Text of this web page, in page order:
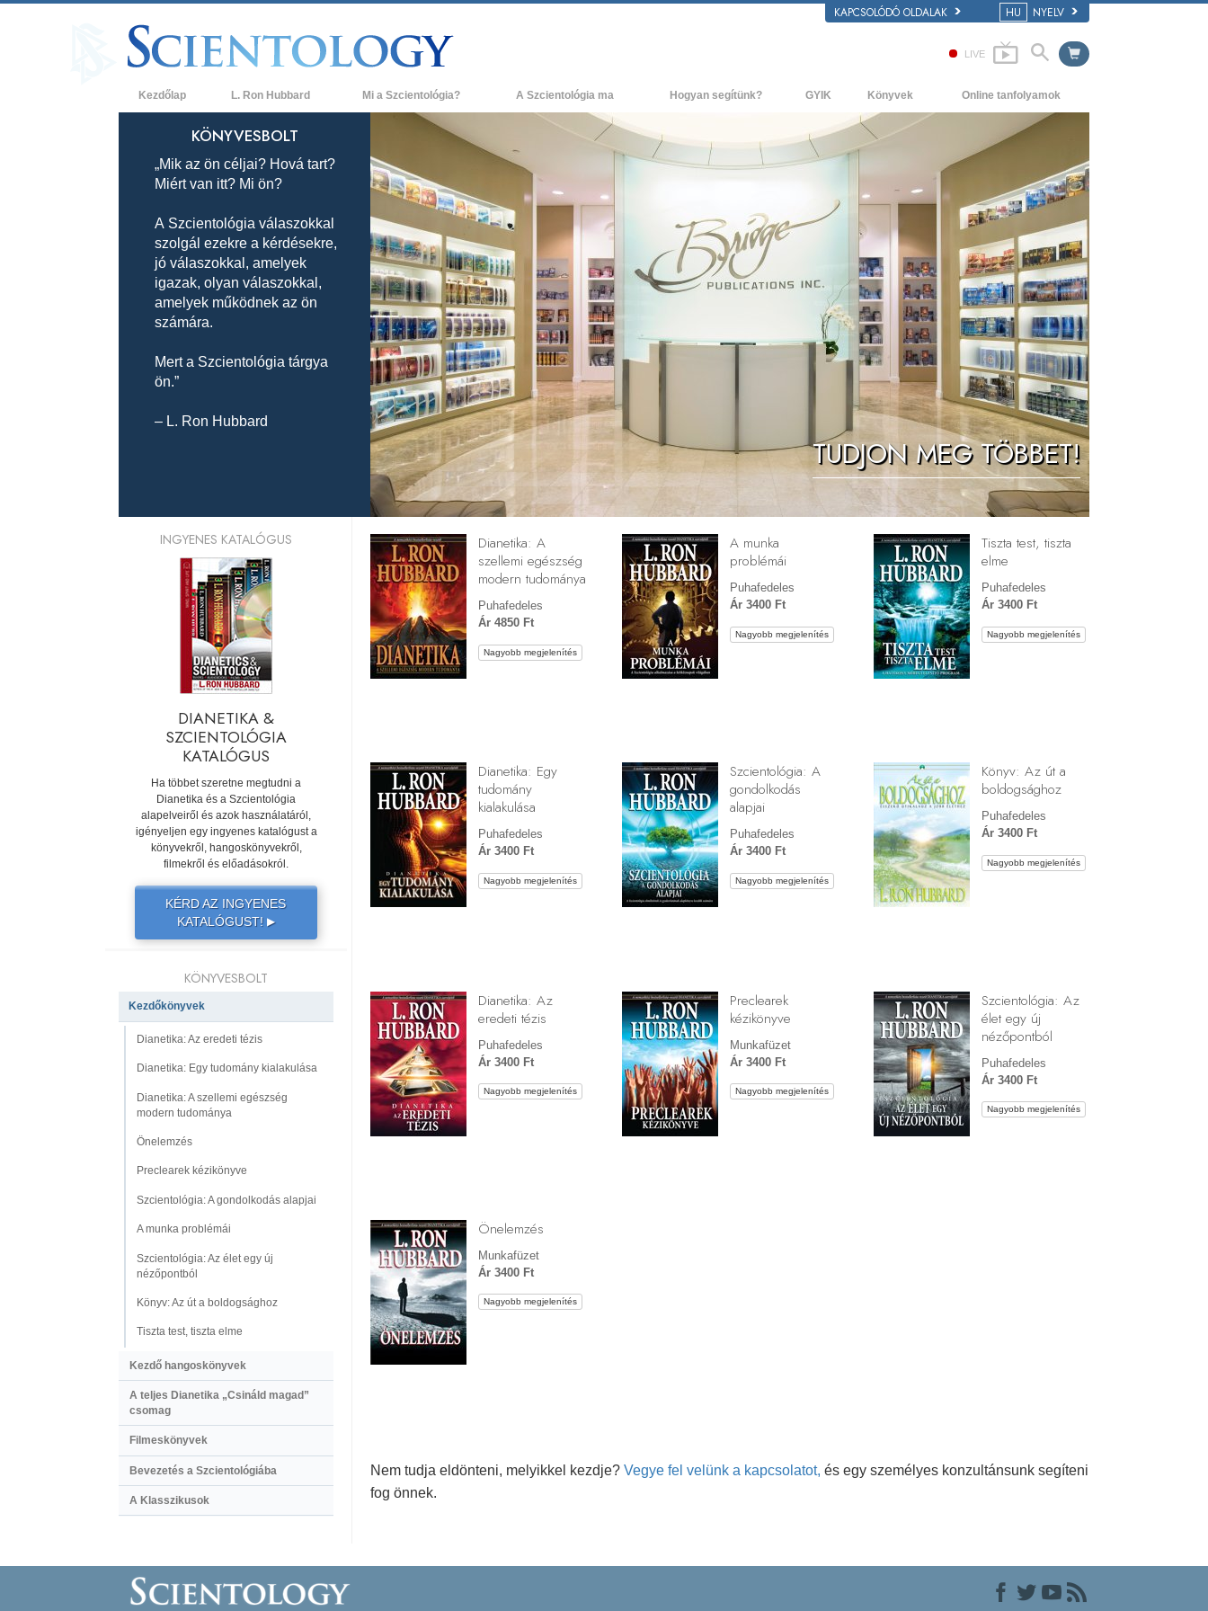
KAPCSOLÓDÓ OLDALAK HU NYELV
LIVE
Kezdőlap L. Ron Hubbard Mi a Szcientológia?
Hittételek és gyakorlatok
A Szcientológia hitvallásai és kódexei
Mit mondanak a szcientológusok
a Szcientológiáról?
Ismerjen meg egy szcientológust!
Látogatás egy egyházban
A Szcientológia alapelvei
Bevezetés a Dianetikába
Szeretet és gyűlölet –
Mi a nagyság?
A Szcientológia ma
Szcientológia egyházak
Új Szcientológia egyházak
Haladó szervezetek
Flag Szárazföldi Bázis
Freewinds
Eljuttatjuk a világnak a Szcientológiát
David Miscavige - A Szcientológia vallás
vezetője
Hogyan segítünk? GYIK
Háttér és alapelvek
Látogatás egy egyházban
A Szcientológia szervezetek
Könyvek
Kezdőkönyvek
Bevezető előadások
Filmek
Online tanfolyamok
Hogyan oldjunk meg konfliktusokat?
A létezés dinamikái
A megértés összetevői
Megoldások a veszélyes környezetre
Asszisztok betegségekre és
sérülésekre
Tisztesség és becsület
Házasság
Az érzelmi Tónusskála
Megoldások a drogokra
Gyerekek
Eszközök a munkahelyen
Az etika és az állapotok
Az elnyomás oka
Kivizsgálások
A szervezés alapjai
A public relations alapjai
TUDJON MEG TÖBBET!
KÖNYVESBOLT
„Mik az ön céljai? Hová tart?
Miért van itt? Mi ön?
A Szcientológia válaszokkal
szolgál ezekre a kérdésekre,
jó válaszokkal, amelyek
igazak, olyan válaszokkal,
amelyek működnek az ön
számára.
Mert a Szcientológia tárgya
ön.”
– L. Ron Hubbard
Dianetika: A
szellemi egészség
modern tudománya
Puhafedeles
Ár 4850 Ft
Nagyobb megjelenítés
A munka
problémái
Puhafedeles
Ár 3400 Ft
Nagyobb megjelenítés
Tiszta test, tiszta
elme
Puhafedeles
Ár 3400 Ft
Nagyobb megjelenítés
Dianetika: Egy
tudomány
kialakulása
Puhafedeles
Ár 3400 Ft
Nagyobb megjelenítés
Szcientológia: A
gondolkodás
alapjai
Puhafedeles
Ár 3400 Ft
Nagyobb megjelenítés
Könyv: Az út a
boldogsághoz
Puhafedeles
Ár 3400 Ft
Nagyobb megjelenítés
Dianetika: Az
eredeti tézis
Puhafedeles
Ár 3400 Ft
Nagyobb megjelenítés
Preclearek
kézikönyve
Munkafüzet
Ár 3400 Ft
Nagyobb megjelenítés
Szcientológia: Az
élet egy új
nézőpontból
Puhafedeles
Ár 3400 Ft
Nagyobb megjelenítés
Önelemzés
Munkafüzet
Ár 3400 Ft
Nagyobb megjelenítés
Nem tudja eldönteni, melyikkel kezdje? Vegye fel velünk a kapcsolatot, és egy személyes konzultánsunk segíteni
fog önnek.
INGYENES KATALÓGUS
DIANETIKA &
SZCIENTOLÓGIA
KATALÓGUS
Ha többet szeretne megtudni a
Dianetika és a Szcientológia
alapelveiről és azok használatáról,
igényeljen egy ingyenes katalógust a
könyvekről, hangoskönyvekről,
filmekről és előadásokról.
KÉRD AZ INGYENES
KATALÓGUST! ▶
KÖNYVESBOLT
Kezdőkönyvek
Dianetika: Az eredeti tézis
Dianetika: Egy tudomány kialakulása
Dianetika: A szellemi egészség
modern tudománya
Önelemzés
Preclearek kézikönyve
Szcientológia: A gondolkodás alapjai
A munka problémái
Szcientológia: Az élet egy új
nézőpontból
Könyv: Az út a boldogsághoz
Tiszta test, tiszta elme
Kezdő hangoskönyvek
A teljes Dianetika „Csináld magad”
csomag
Filmeskönyvek
Bevezetés a Szcientológiába
A Klasszikusok